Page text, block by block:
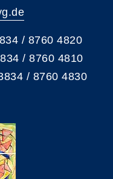
/ 8760 4820
/ 8760 4810
/ 8760 4830